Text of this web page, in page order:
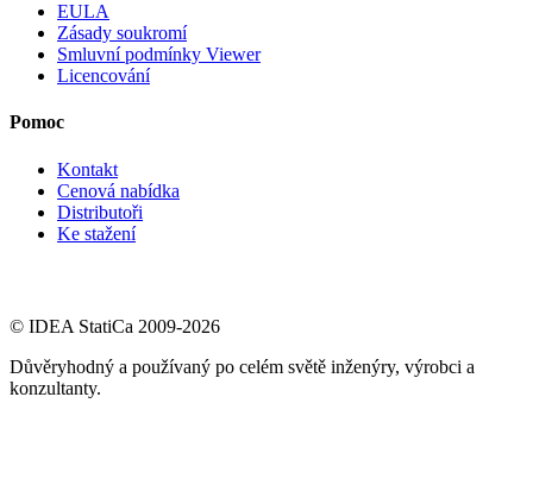
EULA
Zásady soukromí
Smluvní podmínky Viewer
Licencování
Pomoc
Kontakt
Cenová nabídka
Distributoři
Ke stažení
© IDEA StatiCa 2009-2026
Důvěryhodný a používaný po celém světě inženýry, výrobci a
konzultanty.